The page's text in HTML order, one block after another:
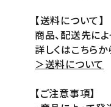
【送料について】
商品、配送先によ
詳しくはこちらか
＞送料について
【ご注意事項】